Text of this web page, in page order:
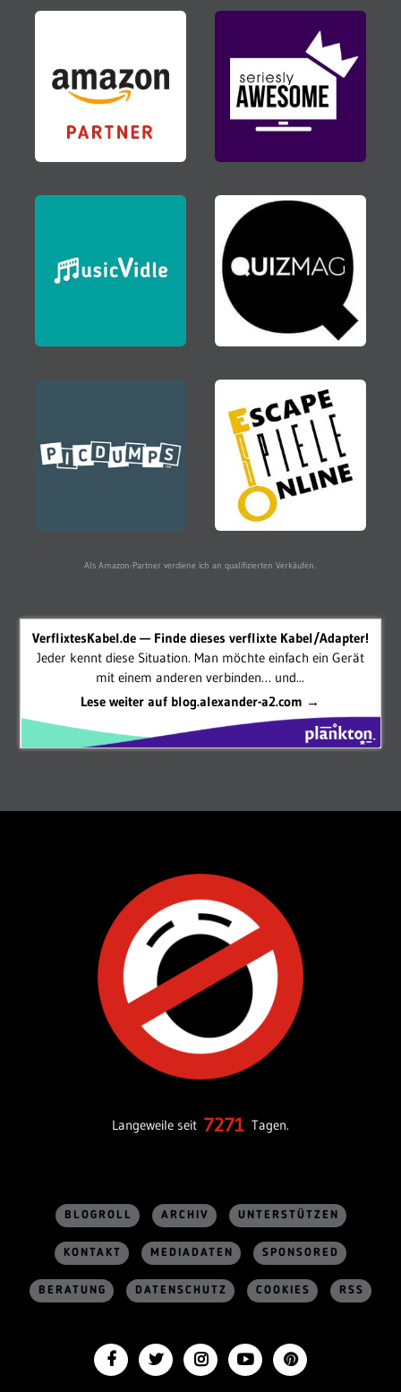
Als Amazon-Partner verdiene ich an qualifizierten Verkäufen.
VerflixtesKabel.de — Finde dieses verflixte Kabel/Adapter!
Jeder kennt diese Situation. Man möchte einfach ein Gerät
mit einem anderen verbinden… und...
Lese weiter auf blog.alexander-a2.com →
Langeweile seit 7271 Tagen.
BLOGROLL ARCHIV UNTERSTÜTZEN
KONTAKT MEDIADATEN SPONSORED
BERATUNG DATENSCHUTZ COOKIES RSS